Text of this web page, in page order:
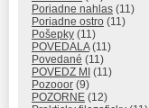
Poriadne nahlas (11)
Poriadne ostro (11)
Pošepky (11)
POVEDALA(11)
Povedané (11)
POVEDZ MI (11)
Pozooor (9)
POZORNE (12)